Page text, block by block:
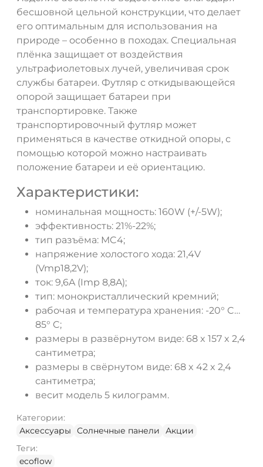
бесшовной цельной конструкции, что делает
его оптимальным для использования на
природе – особенно в походах. Специальная
плёнка защищает от воздействия
ультрафиолетовых лучей, увеличивая срок
службы батареи. Футляр с откидывающейся
опорой защищает батареи при
транспортировке. Также
транспортировочный футляр может
применяться в качестве откидной опоры, с
помощью которой можно настраивать
положение батареи и её ориентацию.
Характеристики:
номинальная мощность: 160W (+/-5W);
эффективность: 21%-22%;
тип разъёма: MC4;
напряжение холостого хода: 21,4V
(Vmp18,2V);
ток: 9,6A (Imp 8,8A);
тип: монокристаллический кремний;
рабочая и температура хранения: -20° C…
85° C;
размеры в развёрнутом виде: 68 x 157 x 2,4
сантиметра;
размеры в свёрнутом виде: 68 x 42 x 2,4
сантиметра;
весит модель 5 килограмм.
Категории:
Аксессуары
Солнечные панели
Акции
Теги:
ecoflow
НЕТ